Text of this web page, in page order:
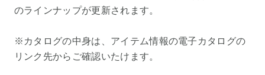
のラインナップが更新されます。
※カタログの中身は、アイテム情報の電子カタログの
リンク先からご確認いたけます。